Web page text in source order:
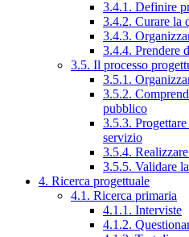
3.4.1. Definire
3.4.2. Curare la
3.4.3.
3.4.4. Prendere
3.5. Il processo
3.5.1.
3.5.2.
pubblico
3.5.3.
servizio
3.5.4.
3.5.5. Validare
4. Ricerca progettuale
4.1. Ricerca primaria
4.1.1. Interviste
4.1.2.